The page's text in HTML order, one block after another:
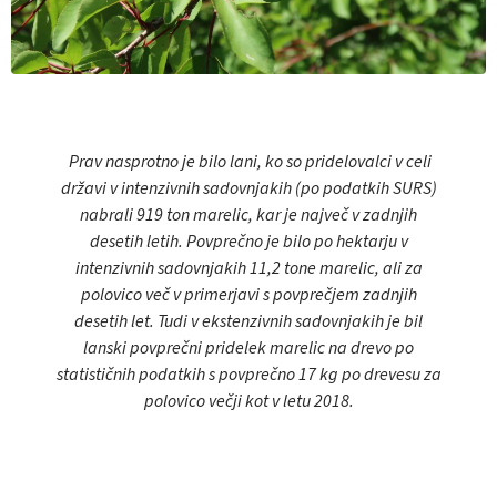
Prav nasprotno je bilo lani, ko so pridelovalci v celi
državi v intenzivnih sadovnjakih (po podatkih SURS)
nabrali 919 ton marelic, kar je največ v zadnjih
desetih letih. Povprečno je bilo po hektarju v
intenzivnih sadovnjakih 11,2 tone marelic, ali za
polovico več v primerjavi s povprečjem zadnjih
desetih let. Tudi v ekstenzivnih sadovnjakih je bil
lanski povprečni pridelek marelic na drevo po
statističnih podatkih s povprečno 17 kg po drevesu za
polovico večji kot v letu 2018.